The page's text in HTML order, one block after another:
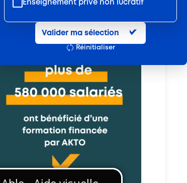
Enseignement privé non lucratif
Entretien et location textile
Hôtels, cafés, restaurants
Organismes de formation
Portage salarial
Prévention, sécurité
Propreté et services associés
Restauration rapide
Valider ma sélection
Réinitialiser